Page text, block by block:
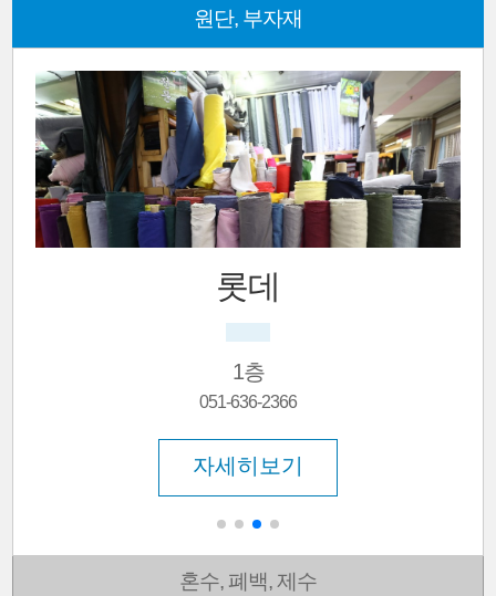
원단, 부자재
동양상회
1층
051-636-4480
자세히보기
혼수, 폐백, 제수